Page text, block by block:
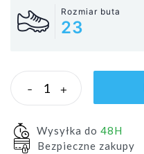
Rozmiar buta
23
- +
Wysyłka do 48H
Bezpieczne zakupy